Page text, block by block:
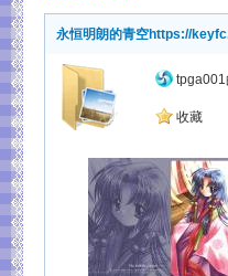
永恒明朗的青空https://
tpga001
收藏